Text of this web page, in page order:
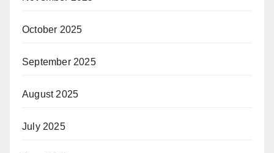
October 2025
September 2025
August 2025
July 2025